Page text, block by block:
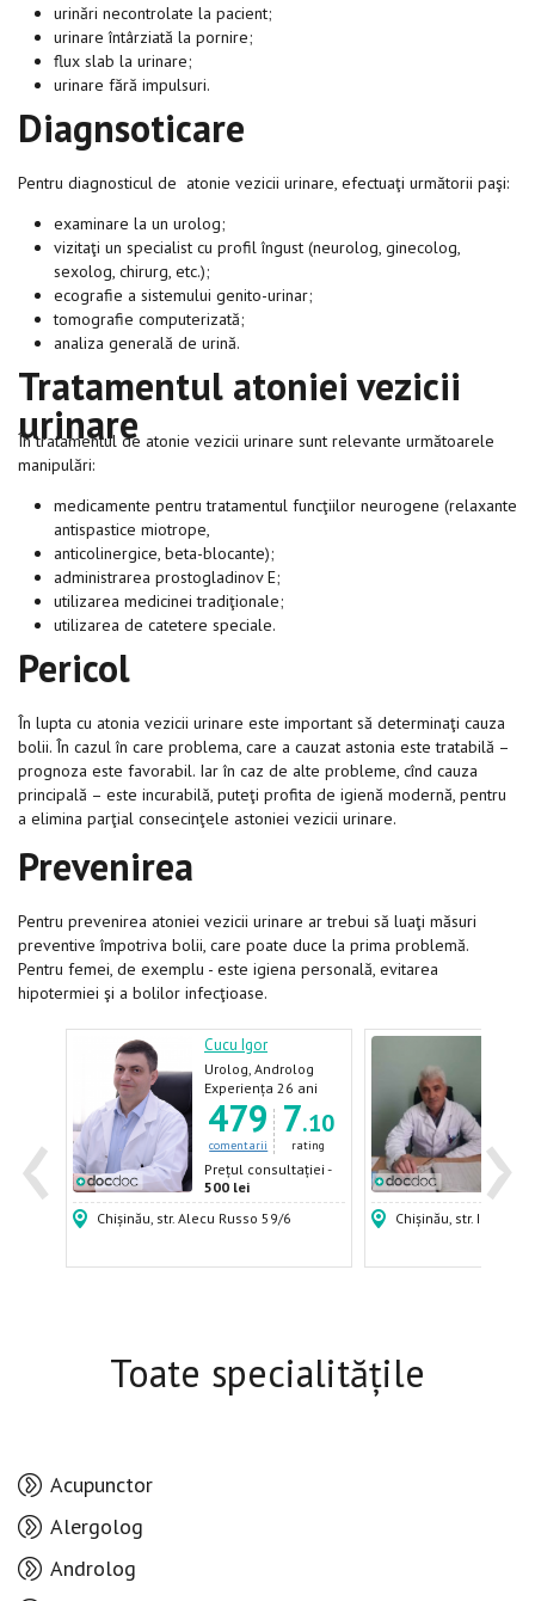
urinări necontrolate la pacient;
urinare întârziată la pornire;
flux slab la urinare;
urinare fără impulsuri.
Diagnsoticare
Pentru diagnosticul de atonie vezicii urinare, efectuaţi următorii paşi:
examinare la un urolog;
vizitaţi un specialist cu profil îngust (neurolog, ginecolog,
sexolog, chirurg, etc.);
ecografie a sistemului genito-urinar;
tomografie computerizată;
analiza generală de urină.
Tratamentul atoniei vezicii
urinare
În tratamentul de atonie vezicii urinare sunt relevante următoarele
manipulări:
medicamente pentru tratamentul funcţiilor neurogene (relaxante
antispastice miotrope,
anticolinergice, beta-blocante);
administrarea prostogladinov E;
utilizarea medicinei tradiţionale;
utilizarea de catetere speciale.
Pericol
În lupta cu atonia vezicii urinare este important să determinaţi cauza
bolii. În cazul în care problema, care a cauzat astonia este tratabilă –
prognoza este favorabil. Iar în caz de alte probleme, cînd cauza
principală – este incurabilă, puteţi profita de igienă modernă, pentru
a elimina parţial consecinţele astoniei vezicii urinare.
Prevenirea
Pentru prevenirea atoniei vezicii urinare ar trebui să luaţi măsuri
preventive împotriva bolii, care poate duce la prima problemă.
Pentru femei, de exemplu - este igiena personală, evitarea
hipotermiei şi a bolilor infecţioase.
‹ ›
-
Cucu Igor
Urolog, Androlog
Experiența 26 ani
479
comentarii
7.10
rating
Prețul consultației -
500 lei
Chișinău, str. Alecu Russo 59/6
400
Chișinău, str. Igor
Toate specialitățile
Acupunctor
Alergolog
Androlog